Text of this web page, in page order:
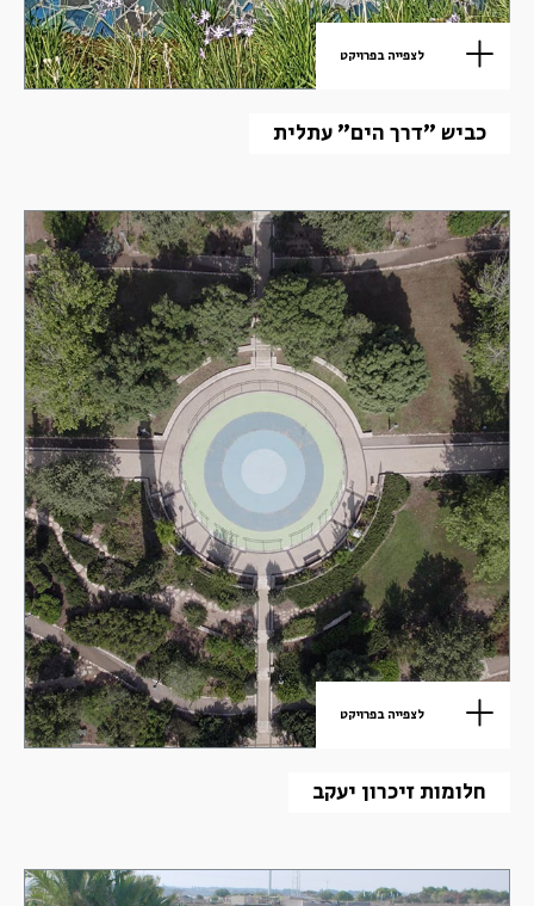
לצפייה בפרויקט
כביש "דרך הים" עתלית
לצפייה בפרויקט
חלומות זיכרון יעקב